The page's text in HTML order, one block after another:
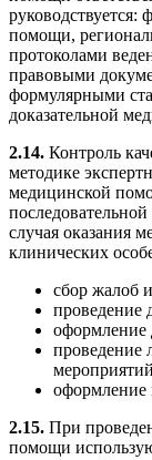
руководствуется:
помощи,
протоколами
правовыми
формулярными
доказательной
2.14. Контроль
методике
медицинской
случая оказания
клинических
сбор жалоб
проведение
оформление
проведение
оформление
2.15. При
помощи